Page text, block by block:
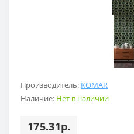
Производитель: KOMAR
Наличие: Нет в наличии
175.31р.